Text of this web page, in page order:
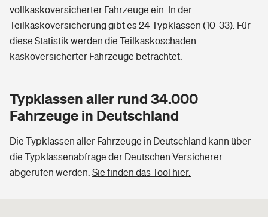
vollkaskoversicherter Fahrzeuge ein. In der
Teilkaskoversicherung gibt es 24 Typklassen (10-33). Für
diese Statistik werden die Teilkaskoschäden
kaskoversicherter Fahrzeuge betrachtet.
Typklassen aller rund 34.000
Fahrzeuge in Deutschland
Die Typklassen aller Fahrzeuge in Deutschland kann über
die Typklassenabfrage der Deutschen Versicherer
abgerufen werden. Sie finden das Tool hier.